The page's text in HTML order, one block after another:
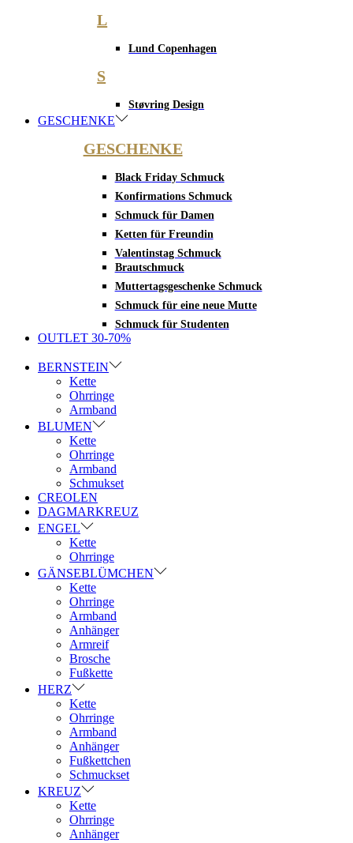
L
Lund Copenhagen
S
Støvring Design
GESCHENKE
GESCHENKE
Black Friday Schmuck
Konfirmations Schmuck
Schmuck für Damen
Ketten für Freundin
Valentinstag Schmuck
Brautschmuck
Muttertagsgeschenke Schmuck
Schmuck für eine neue Mutte
Schmuck für Studenten
OUTLET 30-70%
BERNSTEIN
Kette
Ohrringe
Armband
BLUMEN
Kette
Ohrringe
Armband
Schmukset
CREOLEN
DAGMARKREUZ
ENGEL
Kette
Ohrringe
GÄNSEBLÜMCHEN
Kette
Ohrringe
Armband
Anhänger
Armreif
Brosche
Fußkette
HERZ
Kette
Ohrringe
Armband
Anhänger
Fußkettchen
Schmuckset
KREUZ
Kette
Ohrringe
Anhänger